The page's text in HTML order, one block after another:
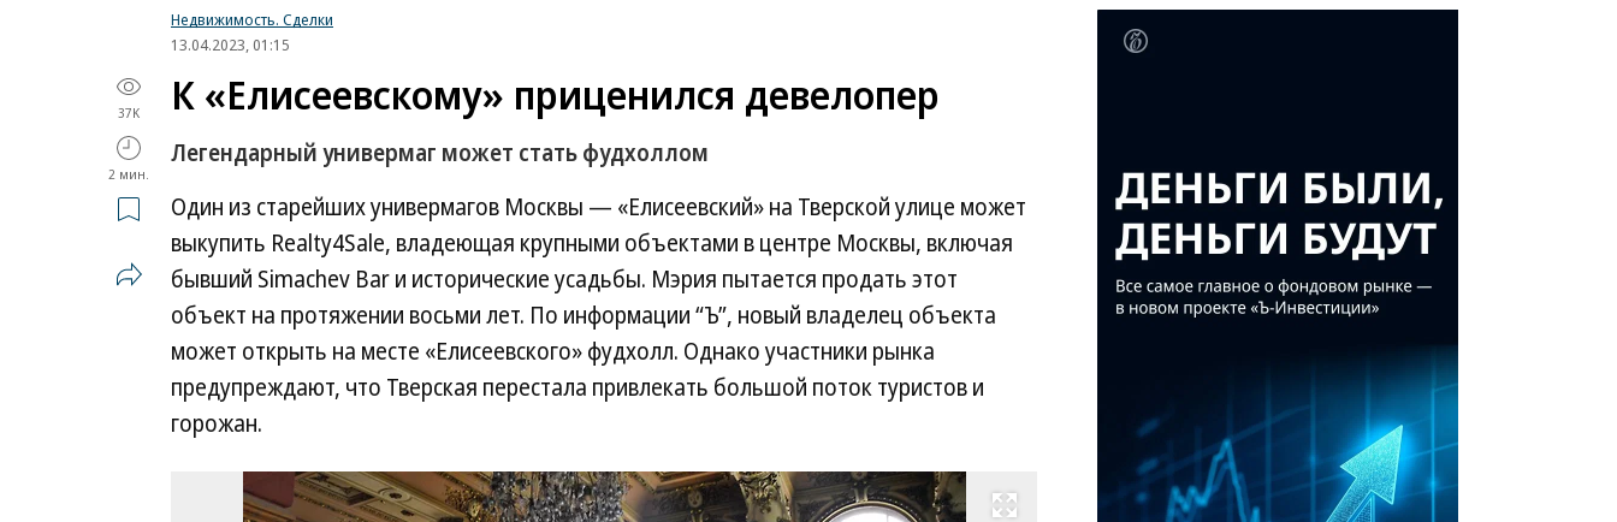
Недвижимость. Сделки
13.04.2023, 01:15
37K
2 мин.
К «Елисеевскому» приценился девелопер
Легендарный универмаг может стать фудхоллом
Один из старейших универмагов Москвы — «Елисеевский» на Тверской улице может
выкупить Realty4Sale, владеющая крупными объектами в центре Москвы, включая
бывший Simachev Bar и исторические усадьбы. Мэрия пытается продать этот
объект на протяжении восьми лет. По информации “Ъ”, новый владелец объекта
может открыть на месте «Елисеевского» фудхолл. Однако участники рынка
предупреждают, что Тверская перестала привлекать большой поток туристов и
горожан.
Развернуть на весь экран